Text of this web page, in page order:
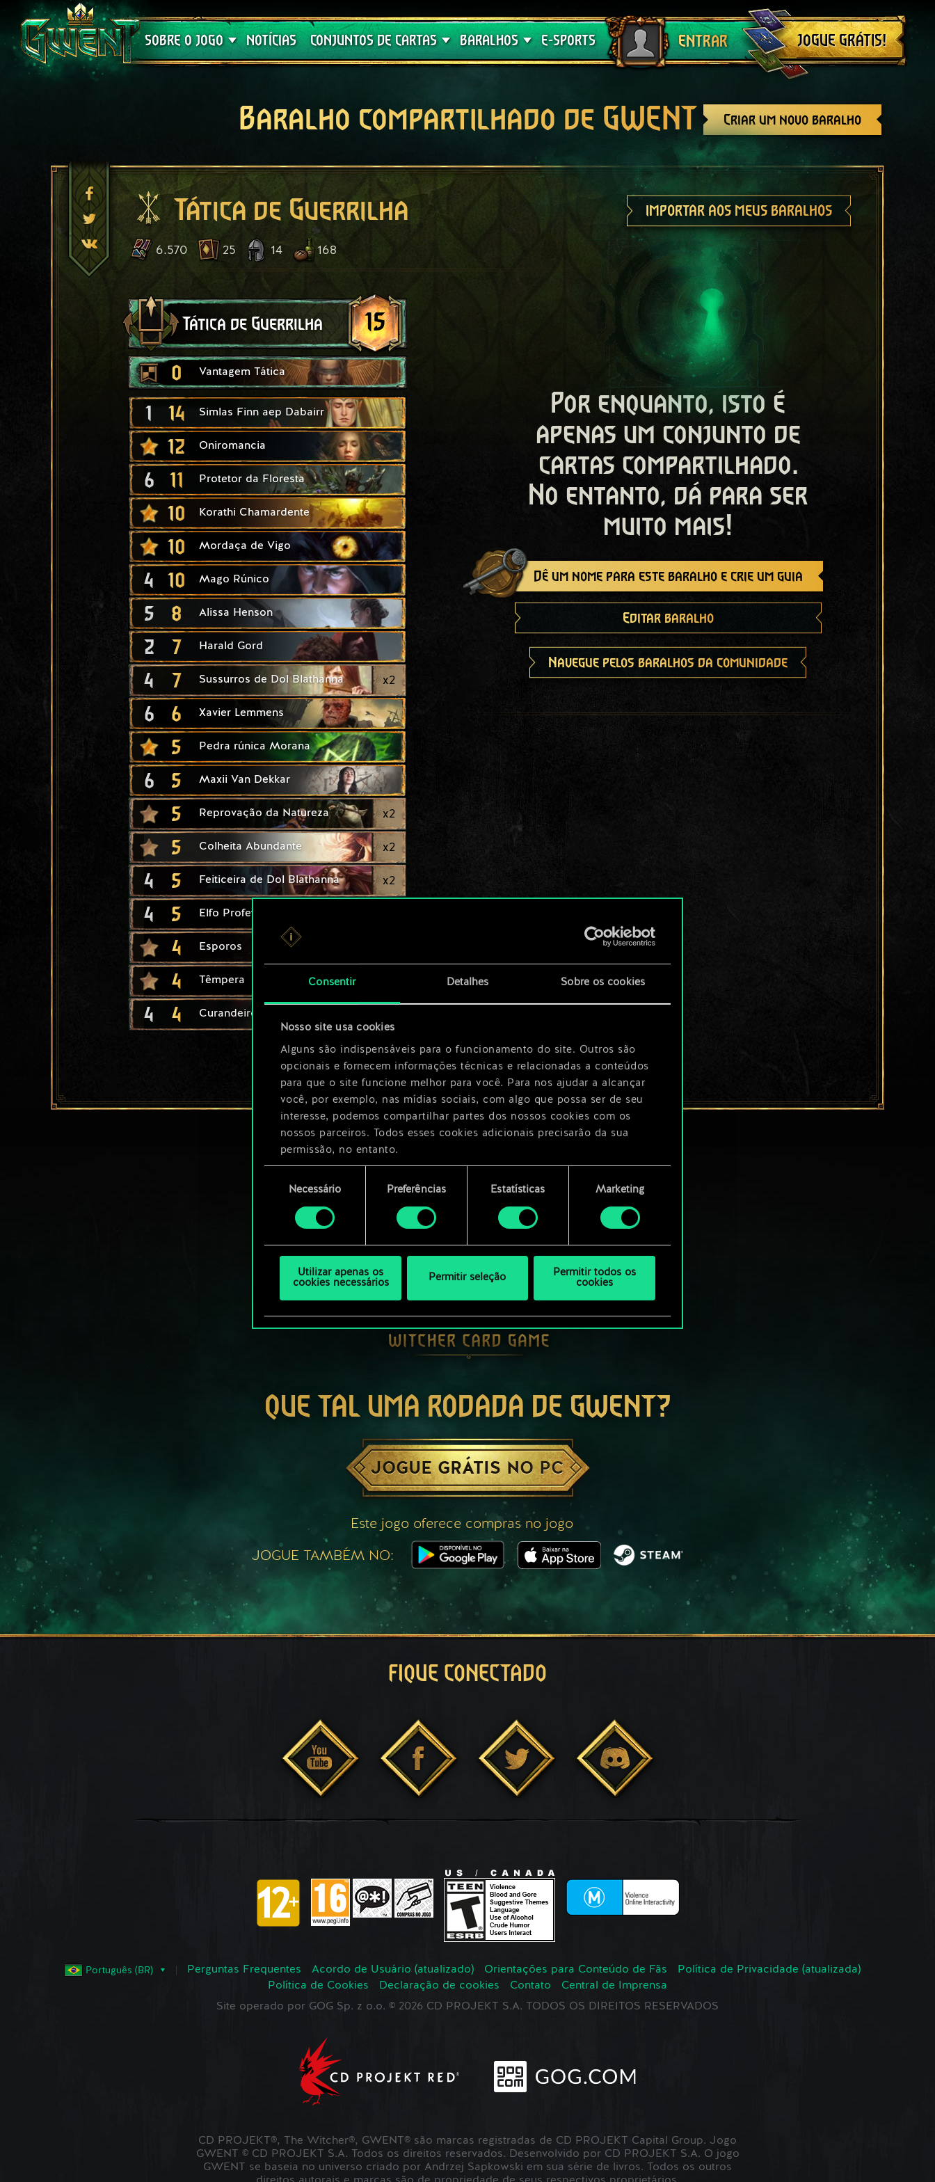
Consentir Detalhes Sobre os cookies
Nosso site usa cookies
Alguns são indispensáveis para o funcionamento do site. Outros são
opcionais e fornecem informações técnicas e relacionadas a conteúdos
para que o site funcione melhor para você. Para nos ajudar a alcançar
você, por exemplo, nas mídias sociais, com algo que possa ser de seu
interesse, podemos compartilhar partes dos nossos cookies com os
nossos parceiros. Todos esses cookies adicionais precisarão da sua
permissão, no entanto.
Você encontrará todos os detalhes sobre o uso de cookies e poderá
consentimento
Necessário Preferências Estatísticas Marketing
Utilizar apenas os
cookies necessários
Permitir seleção
Permitir todos os
cookies
SOBRE O JOGO
Suporte
NOTÍCIAS CONJUNTOS DE CARTAS
Crimson Curse
BARALHOS
Guia de Baralhos
E-SPORTS ENTRAR
Sair
JOGUE GRÁTIS!
Criar um novo baralho
Baralho compartilhado de GWENT
Tática de Guerrilha IMPORTAR AOS MEUS BARALHOS
6.570 25 14 168
Tática de Guerrilha 15
0 Vantagem Tática
1 14 Simlas Finn aep Dabairr
12 Oniromancia
6 11 Protetor da Floresta
10 Korathi Chamardente
10 Mordaça de Vigo
4 10 Mago Rúnico
5 8 Alissa Henson
2 7 Harald Gord
4 7 Sussurros de Dol Blathanna x2
6 6 Xavier Lemmens
5 Pedra rúnica Morana
6 5 Maxii Van Dekkar
5 Reprovação da Natureza x2
5 Colheita Abundante x2
4 5 Feiticeira de Dol Blathanna x2
4 5 Elfo Profeta
4 Esporos
4 Têmpera
4 4 Curandeiro
Por enquanto, isto é
apenas um conjunto de
cartas compartilhado.
No entanto, dá para ser
muito mais!
Dê um nome para este baralho e crie um guia
Editar baralho
Navegue pelos baralhos da comunidade
QUE TAL UMA RODADA DE GWENT?
JOGUE GRÁTIS NO PC
Este jogo oferece compras no jogo
JOGUE TAMBÉM NO:
FIQUE CONECTADO
Português (BR) Perguntas Frequentes Acordo de Usuário (atualizado) Orientações para Conteúdo de Fãs
Política de Privacidade (atualizada)
Política de Cookies
Declaração de cookies Contato
Central de Imprensa
Site operado por GOG Sp. z o.o. © 2026 CD PROJEKT S.A. TODOS OS DIREITOS RESERVADOS
CD PROJEKT®, The Witcher®, GWENT® são marcas registradas de CD PROJEKT Capital Group. Jogo
GWENT © CD PROJEKT S.A. Todos os direitos reservados. Desenvolvido por CD PROJEKT S.A. O jogo
GWENT se baseia no universo criado por Andrzej Sapkowski em sua série de livros. Todos os outros